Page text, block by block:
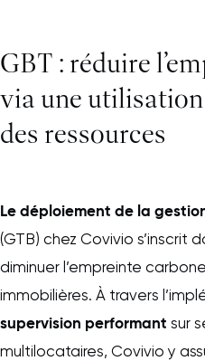
GBT : réduire
via une
des ressources
Le déploiement de la
(GTB) chez Covivio s’inscrit
diminuer l’empreinte
immobilières. À travers
supervision performant sur
multilocataires, Covivio y